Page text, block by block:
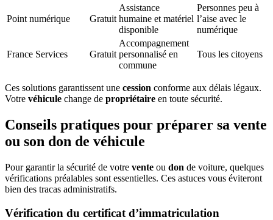
Point numérique Gratuit
Assistance
humaine et matériel
disponible
Personnes peu à
l’aise avec le
numérique
France Services Gratuit
Accompagnement
personnalisé en
commune
Tous les citoyens
Ces solutions garantissent une cession conforme aux délais légaux.
Votre véhicule change de propriétaire en toute sécurité.
Conseils pratiques pour préparer sa vente
ou son don de véhicule
Pour garantir la sécurité de votre vente ou don de voiture, quelques
vérifications préalables sont essentielles. Ces astuces vous éviteront
bien des tracas administratifs.
Vérification du certificat d’immatriculation